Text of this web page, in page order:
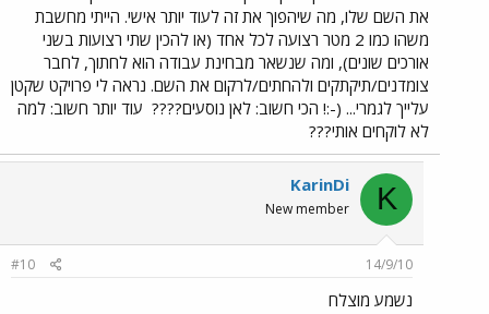
את השם שלו, מה שיהפוך את זה לעוד יותר אישי. הייתי מחשבת
משהו כמו 2 מטר רצועה לכל אחד (או להכין שתי רצועות בשני
אורכים שונים), ומה שנשאר מבחינת עבודה הוא לחתוך, לחבר
צומדנים/תיקתקים ולהחתים/לרקום את השם. נראה לי פרויקט שקטן
עלייך לגמרי... (-:! הכי חשוב: לאן נוסעים???? עוד יותר חשוב: למה
לא לוקחים אותי???
K
KarinDi
New member
14/9/10
#10
נשמע מוצלח